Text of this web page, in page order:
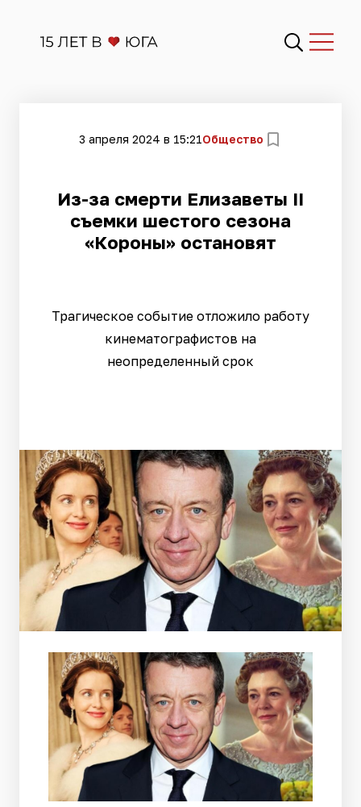
3 апреля 2024 в 15:21Общество
Из-за смерти Елизаветы II
съемки шестого сезона
«Короны» остановят
Трагическое событие отложило работу
кинематографистов на
неопределенный срок